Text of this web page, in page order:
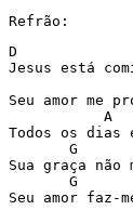
Refrão:
D
Jesus está
Seu amor me
A
Todos os dias
G
Sua graça
G
Seu amor faz-